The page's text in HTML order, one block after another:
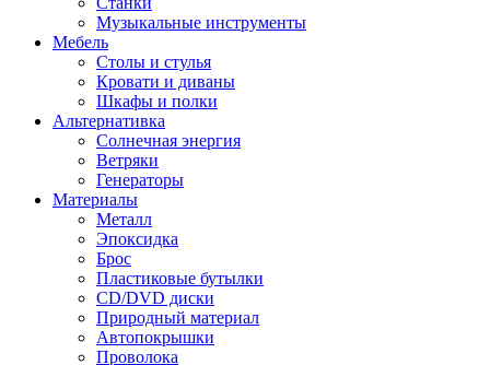
Музыкальные инструменты
Мебель
Столы и стулья
Кровати и диваны
Шкафы и полки
Альтернативка
Солнечная энергия
Ветряки
Генераторы
Материалы
Металл
Эпоксидка
Брос
Пластиковые бутылки
CD/DVD диски
Природный материал
Автопокрышки
Проволока